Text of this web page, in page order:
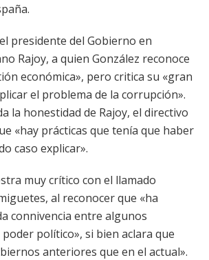
presidente del Gobierno en
Rajoy, a quien González reconoce
económica», pero critica su «gran
el problema de la corrupción».
la honestidad de Rajoy, el directivo
«hay prácticas que tenía que haber
caso explicar».
muy crítico con el llamado
al reconocer que «ha
connivencia entre algunos
político», si bien aclara que
anteriores que en el actual».